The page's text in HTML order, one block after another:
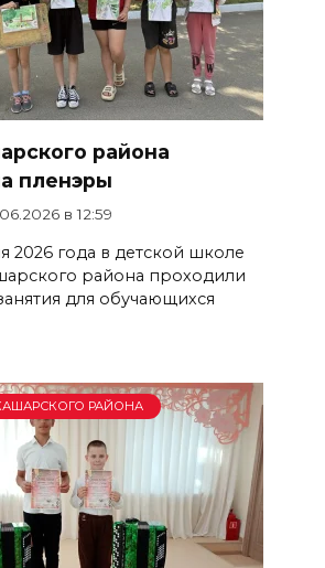
района
пленэры
в 12:59
2026 года в детской школе
района проходили
для обучающихся
РАЙОНА